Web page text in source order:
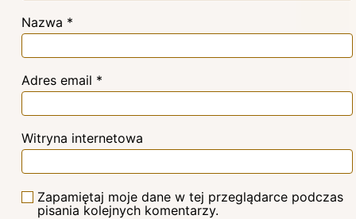
Nazwa *
Adres email *
Witryna internetowa
Zapamiętaj moje dane w tej przeglądarce podczas
pisania kolejnych komentarzy.